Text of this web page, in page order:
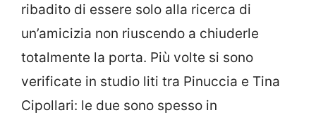
ribadito di essere solo alla ricerca di
un’amicizia non riuscendo a chiuderle
totalmente la porta. Più volte si sono
verificate in studio liti tra Pinuccia e Tina
Cipollari: le due sono spesso in